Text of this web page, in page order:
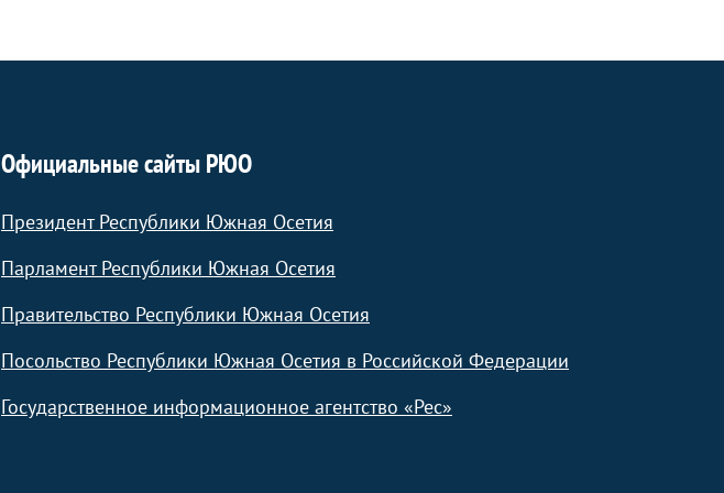
Официальные сайты РЮО
Президент Республики Южная Осетия
Парламент Республики Южная Осетия
Правительство Республики Южная Осетия
Посольство Республики Южная Осетия в Российской Федерации
Государственное информационное агентство «Рес»